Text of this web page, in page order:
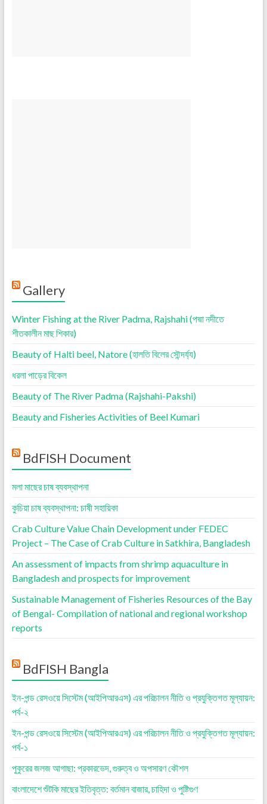
Gallery
Winter Fishing at the River Padma, Rajshahi (পদ্মা নদীতে
শীতকালীন মাছ শিকার)
Beauty of Halti beel, Natore (হালতি বিলের সৌন্দর্য্য)
ধরলা পাড়ের বিকেল
Beauty of The River Padma (Rajshahi-Pakshi)
Beauty and Fisheries Activities of Beel Kumari
BdFISH Document
মলা মাছের চাষ ব্যবস্থাপনা
কুচিয়া চাষ ব্যবস্থাপনা: চাষী সহায়িকা
Crab Culture Value Chain Development under FEDEC
Project – The Case of Crab Culture in Satkhira, Bangladesh
An assessment of impacts from shrimp aquaculture in
Bangladesh and prospects for improvement
Sustainable Management of Fisheries Resources of the Bay
of Bengal- Compilation of national and regional workshop
reports
BdFISH Bangla
ইন-পন্ড রেসওয়ে সিস্টেম (আইপিআরএস) এর পরিচালন নীতি ও প্রযুক্তিগত মূল্যায়ন:
পর্ব-২
ইন-পন্ড রেসওয়ে সিস্টেম (আইপিআরএস) এর পরিচালন নীতি ও প্রযুক্তিগত মূল্যায়ন:
পর্ব-১
পুকুরের জলজ আগাছা: প্রকারভেদ, গুরুত্ব ও অপসারণ কৌশল
বাংলাদেশে শুঁটকি মাছের ইতিবৃত্ত: বর্তমান বাজার, চাহিদা ও পুষ্টিগুণ